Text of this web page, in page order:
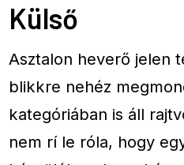
Külső
Asztalon heverő jelen
blikkre nehéz
kategóriában is áll
nem rí le róla, hogy